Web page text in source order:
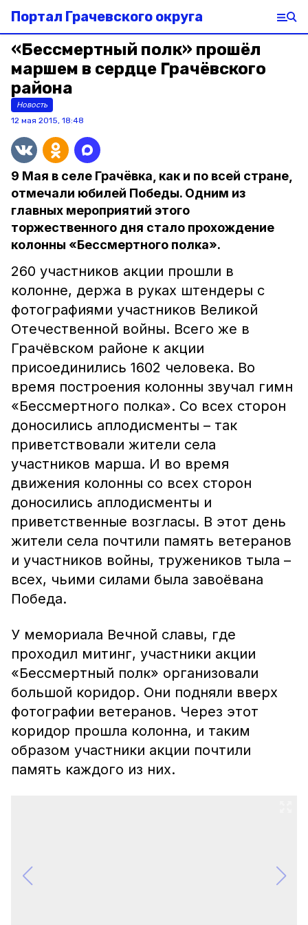
Портал Грачевского округа
«Бессмертный полк» прошёл
маршем в сердце Грачёвского
района
Новость
12 мая 2015, 18:48
9 Мая в селе Грачёвка, как и по всей стране,
отмечали юбилей Победы. Одним из
главных мероприятий этого
торжественного дня стало прохождение
колонны «Бессмертного полка».
260 участников акции прошли в
колонне, держа в руках штендеры с
фотографиями участников Великой
Отечественной войны. Всего же в
Грачёвском районе к акции
присоединились 1602 человека. Во
время построения колонны звучал гимн
«Бессмертного полка». Со всех сторон
доносились аплодисменты – так
приветствовали жители села
участников марша. И во время
движения колонны со всех сторон
доносились аплодисменты и
приветственные возгласы. В этот день
жители села почтили память ветеранов
и участников войны, тружеников тыла –
всех, чьими силами была завоёвана
Победа.
У мемориала Вечной славы, где
проходил митинг, участники акции
«Бессмертный полк» организовали
большой коридор. Они подняли вверх
фотографии ветеранов. Через этот
коридор прошла колонна, и таким
образом участники акции почтили
память каждого из них.